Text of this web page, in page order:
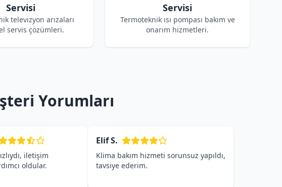
Servisi
televizyon arızaları
servis çözümleri.
Servisi
Termoteknik ısı pompası bakım ve
onarım hizmetleri.
Yorumları
iletişim
oldular.
Elif S.
Klima bakım hizmeti sorunsuz yapıldı,
tavsiye ederim.